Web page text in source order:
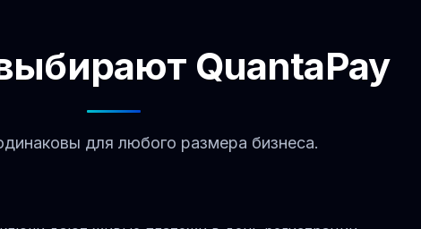
QuantaPay
для любого размера бизнеса.